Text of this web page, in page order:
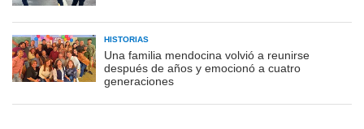
HISTORIAS
Una familia mendocina volvió a reunirse
después de años y emocionó a cuatro
generaciones